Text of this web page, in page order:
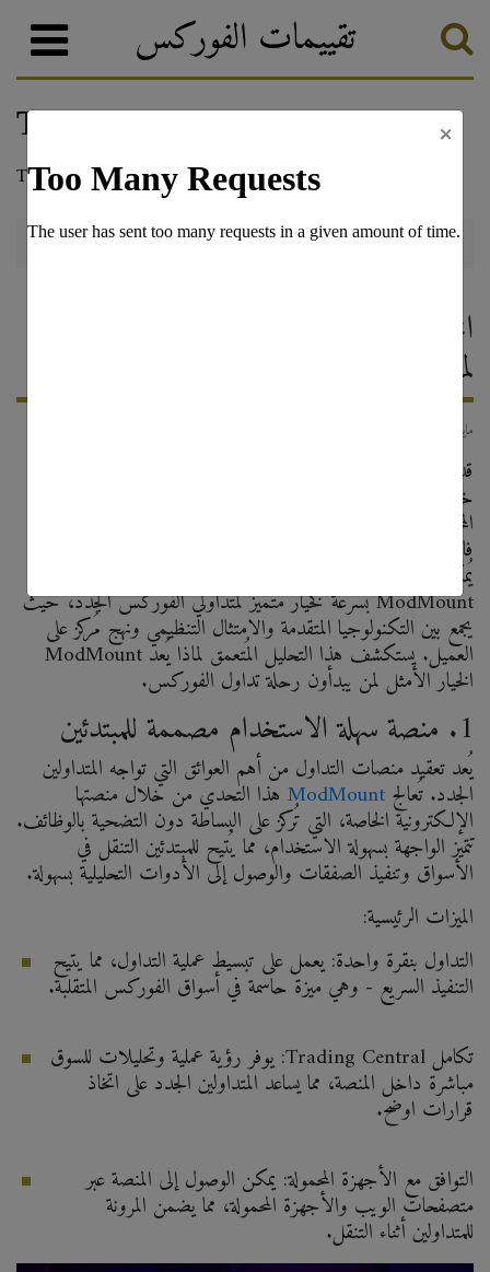
تقييمات الفوركس
تصنيف الفوركس أخبار الفوركس والترقيات
لمتداولي الفوركس الجدد في عام 2025؟
2 مايو, 2025
قد يكون دخول عالم تداول الفوركس مُثيرًا ومُخيفًا في آنٍ واحد،
خاصةً للمبتدئين الذين يُواجهون تعقيدات الأسواق العالمية وإدارة
المخاطر ومنصات التداول. يُعد اختيار الوسيط أمرًا بالغ الأهمية،
فالوسيط الذي يُقدم دعمًا قويًا وأمانًا وأدوات سهلة الاستخدام
يُمكن أن يُحدث فرقًا كبيرًا في نجاح المتداول في البداية. برز
ModMount بسرعة كخيار مُتميز لمتداولي الفوركس الجدد، حيث
يجمع بين التكنولوجيا المتقدمة والامتثال التنظيمي ونهج مُركز على
العميل. يستكشف هذا التحليل المُتعمق لماذا يُعد ModMount
الخيار الأمثل لمن يبدأون رحلة تداول الفوركس.
1. منصة سهلة الاستخدام مصممة للمبتدئين
يُعد تعقيد منصات التداول من أهم العوائق التي تواجه المتداولين
الجدد. تُعالج ModMount هذا التحدي من خلال منصتها
الإلكترونية الخاصة، التي تُركز على البساطة دون التضحية بالوظائف.
تتميز الواجهة بسهولة الاستخدام، مما يُتيح للمبتدئين التنقل في
الأسواق وتنفيذ الصفقات والوصول إلى الأدوات التحليلية بسهولة.
الميزات الرئيسية:
التداول بنقرة واحدة: يعمل على تبسيط عملية التداول، مما يتيح
التنفيذ السريع - وهي ميزة حاسمة في أسواق الفوركس المتقلبة.
تكامل Trading Central: يوفر رؤية عملية وتحليلات للسوق
مباشرة داخل المنصة، مما يساعد المتداولين الجدد على اتخاذ
قرارات اوضح.
التوافق مع الأجهزة المحمولة: يمكن الوصول إلى المنصة عبر
متصفحات الويب والأجهزة المحمولة، مما يضمن المرونة
للمتداولين أثناء التنقل.
×